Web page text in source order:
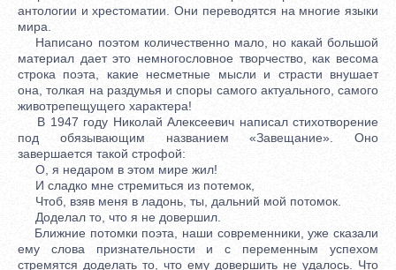
антологии и хрестоматии. Они переводятся на многие языки
мира.
Написано поэтом количественно мало, но какай большой
материал дает это немногословное творчество, как весома
строка поэта, какие несметные мысли и страсти внушает
она, толкая на раздумья и споры самого актуального, самого
животрепещущего характера!
В 1947 году Николай Алексеевич написал стихотворение
под обязывающим названием «Завещание». Оно
завершается такой строфой:
О, я недаром в этом мире жил!
И сладко мне стремиться из потемок,
Чтоб, взяв меня в ладонь, ты, дальний мой потомок.
Доделал то, что я не довершил.
Ближние потомки поэта, наши современники, уже сказали
ему слова признательности и с переменным успехом
стремятся доделать то, что ему довершить не удалось. Что